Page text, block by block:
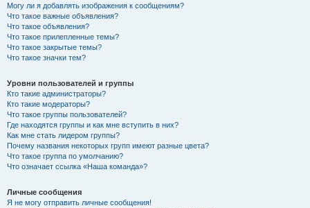
Могу ли я добавлять изображения к сообщениям?
Что такое важные объявления?
Что такое объявления?
Что такое прилепленные темы?
Что такое закрытые темы?
Что такое значки тем?
Уровни пользователей и группы
Кто такие администраторы?
Кто такие модераторы?
Что такое группы пользователей?
Где находятся группы и как мне вступить в них?
Как мне стать лидером группы?
Почему названия некоторых групп имеют разные цвета?
Что такое группа по умолчанию?
Что означает ссылка «Наша команда»?
Личные сообщения
Я не могу отправить личные сообщения!